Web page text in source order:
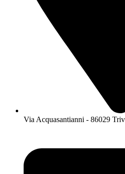
Via Acquasantianni - 86029